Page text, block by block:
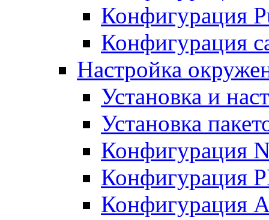
Конфигурация
Конфигурация
Настройка
Установка и
Установка
Конфигурация
Конфигурация
Конфигурация